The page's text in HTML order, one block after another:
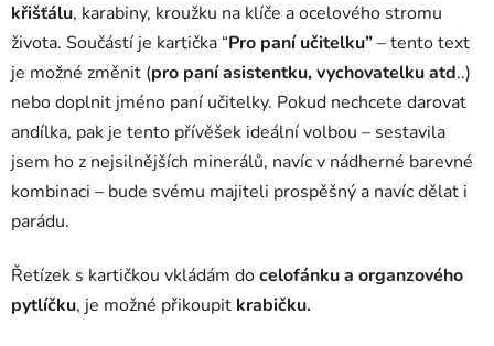
křišťálu, karabiny, kroužku na klíče a ocelového stromu
života. Součástí je kartička “Pro paní učitelku”– tento text
je možné změnit (pro paní asistentku, vychovatelku atd..)
nebo doplnit jméno paní učitelky. Pokud nechcete darovat
andílka, pak je tento přívěšek ideální volbou – sestavila
jsem ho z nejsilnějších minerálů, navíc v nádherné barevné
kombinaci – bude svému majiteli prospěšný a navíc dělat i
parádu.
Řetízek s kartičkou vkládám docelofánku a organzového
pytlíčku, je možné přikoupit krabičku.